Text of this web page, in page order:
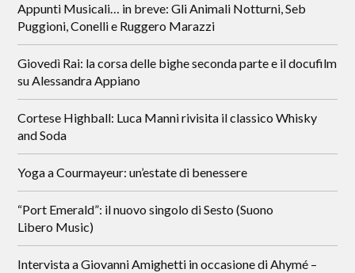
Appunti Musicali… in breve: Gli Animali Notturni, Seb
Puggioni, Conelli e Ruggero Marazzi
Giovedì Rai: la corsa delle bighe seconda parte e il docufilm
su Alessandra Appiano
Cortese Highball: Luca Manni rivisita il classico Whisky
and Soda
Yoga a Courmayeur: un’estate di benessere
“Port Emerald”: il nuovo singolo di Sesto (Suono
Libero Music)
Intervista a Giovanni Amighetti in occasione di Ahymé –